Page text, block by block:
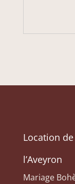
Location
l’Aveyron
Mariage